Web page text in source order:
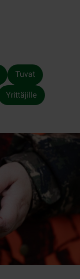
Tuvat
Yrittäjille